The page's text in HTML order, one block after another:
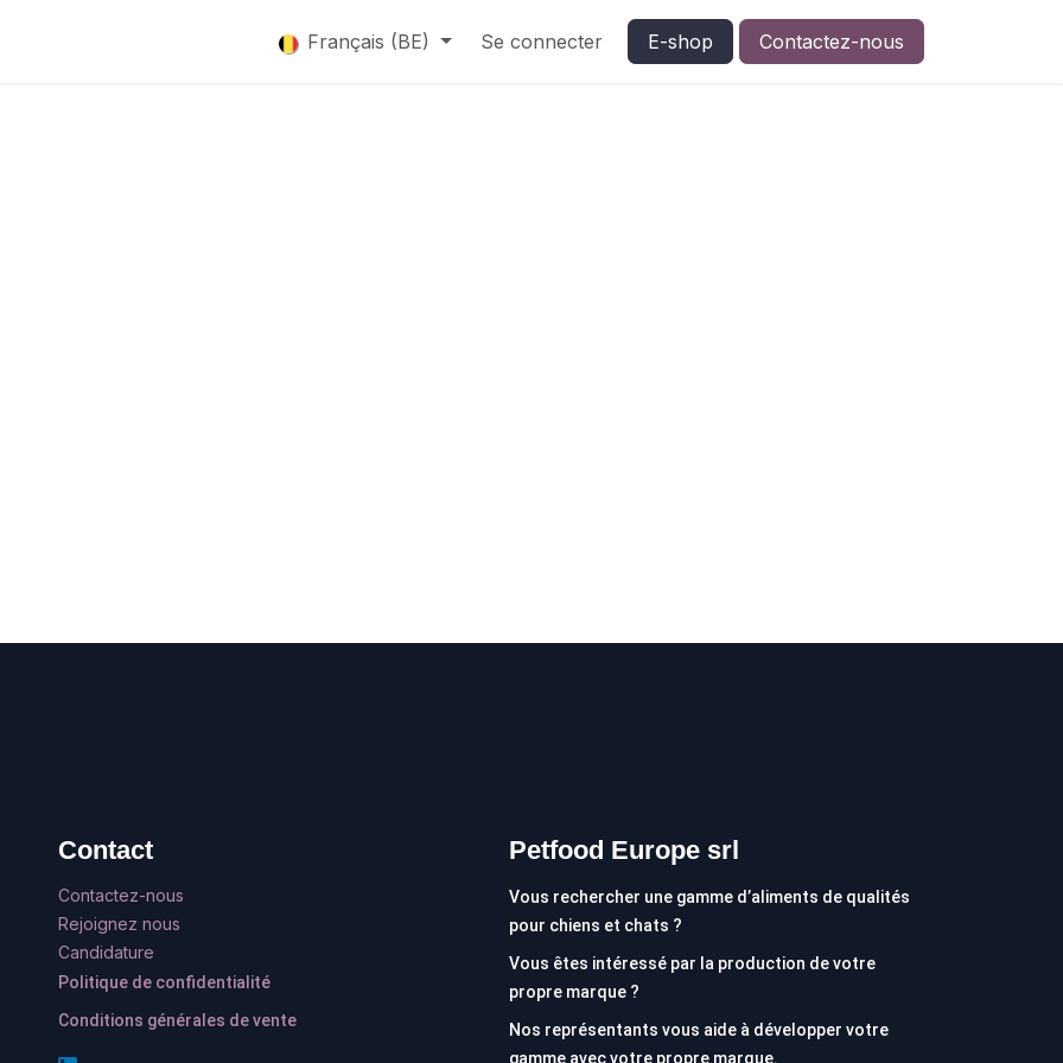
Français (BE) Se connecter E-shop Contactez-nous
Contact
Contactez-nous
Rejoignez nous
Candidature
Politique de confidentialité
Conditions générales de vente
Petfood Europe srl
Vous rechercher une gamme d’aliments de qualités
pour chiens et chats ?
Vous êtes intéressé par la production de votre
propre marque ?
Nos représentants vous aide à développer votre
gamme avec votre propre marque.